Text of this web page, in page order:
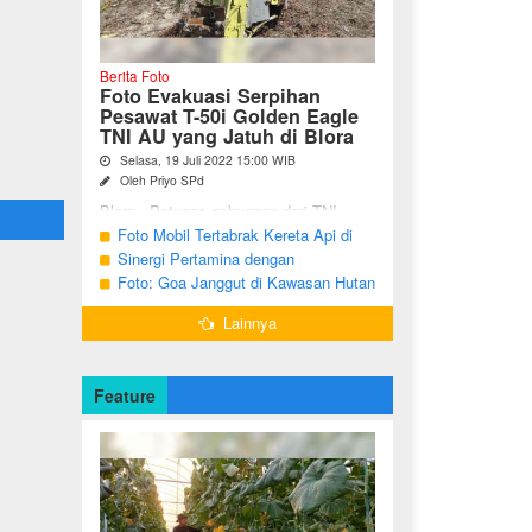
Berita Foto
Foto Evakuasi Serpihan
Pesawat T-50i Golden Eagle
TNI AU yang Jatuh di Blora
Selasa, 19 Juli 2022 15:00 WIB
Oleh Priyo SPd
Blora - Petugas gabungan dari TNI,
Polri, BPBD dan warga sekitar terus
melakukan pencarian terhadap serpihan
pesawat tempur T-50i Golden ...
Foto Mobil Tertabrak Kereta Api di
Kalitidu, Bojonegoro
Sinergi Pertamina dengan
Masyarakat Desa
Foto: Goa Janggut di Kawasan Hutan
Ngorogunung, Bubulan, Bojonegoro
Lainnya
Feature